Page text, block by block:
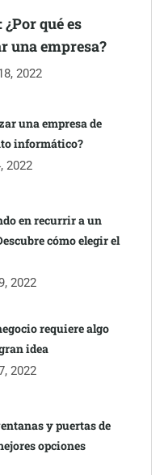
qué es
una empresa?
2022
una empresa de
informático?
2022
en recurrir a un
cómo elegir el
2022
requiere algo
idea
2022
y puertas de
opciones